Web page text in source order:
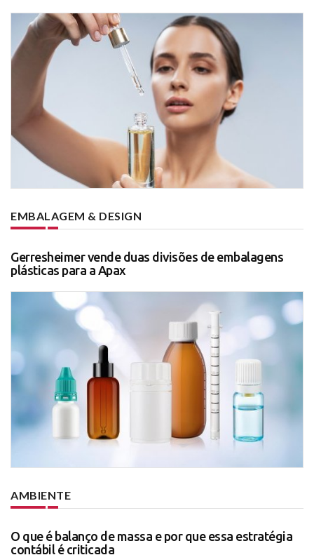
EMBALAGEM & DESIGN
Gerresheimer vende duas divisões de embalagens
plásticas para a Apax
AMBIENTE
O que é balanço de massa e por que essa estratégia
contábil é criticada